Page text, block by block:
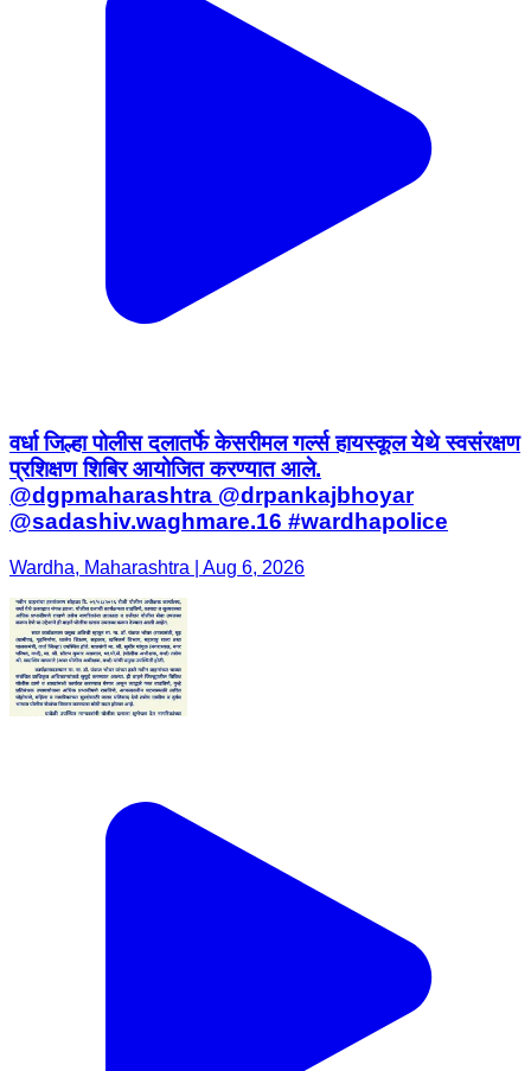
वर्धा जिल्हा पोलीस दलातर्फे केसरीमल गर्ल्स हायस्कूल येथे स्वसंरक्षण
प्रशिक्षण शिबिर आयोजित करण्यात आले.
@dgpmaharashtra @drpankajbhoyar
@sadashiv.waghmare.16 #wardhapolice
Wardha, Maharashtra | Aug 6, 2026